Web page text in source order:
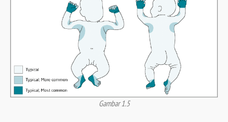
Gambar 1.5